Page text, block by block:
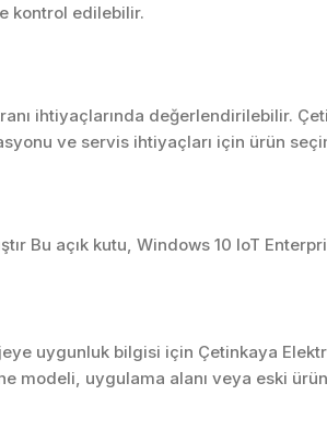
kontrol edilebilir.
ihtiyaçlarında değerlendirilebilir.
ve servis ihtiyaçları için ürün
Bu açık kutu, Windows 10 IoT
uygunluk bilgisi için Çetinkaya
modeli, uygulama alanı veya eski